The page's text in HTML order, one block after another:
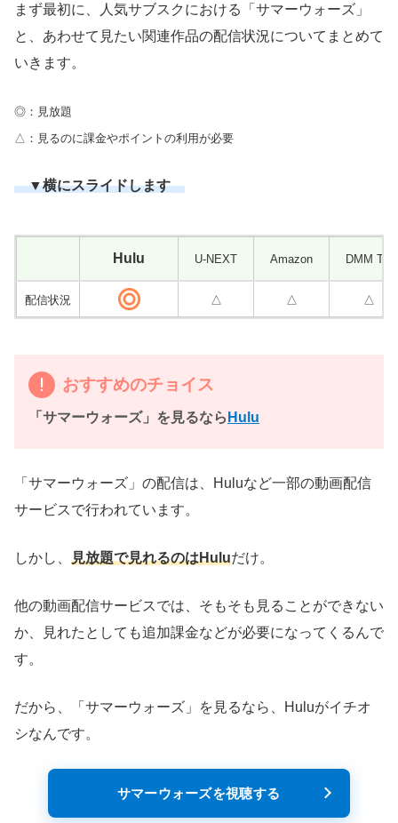
まず最初に、人気サブスクにおける「サマーウォーズ」
と、あわせて見たい関連作品の配信状況についてまとめて
いきます。
◎：見放題
△：見るのに課金やポイントの利用が必要
▼横にスライドします
Hulu U-NEXT Amazon DMM
配信状況 △ △ △
おすすめのチョイス
「サマーウォーズ」を見るなら Hulu
「サマーウォーズ」の配信は、Huluなど一部の動画配信
サービスで行われています。
しかし、 見放題で見れるのはHuluだけ。
他の動画配信サービスでは、そもそも見ることができない
か、見れたとしても追加課金などが必要になってくるんで
す。
だから、「サマーウォーズ」を見るなら、Huluがイチオ
シなんです。
サマーウォーズを視聴する